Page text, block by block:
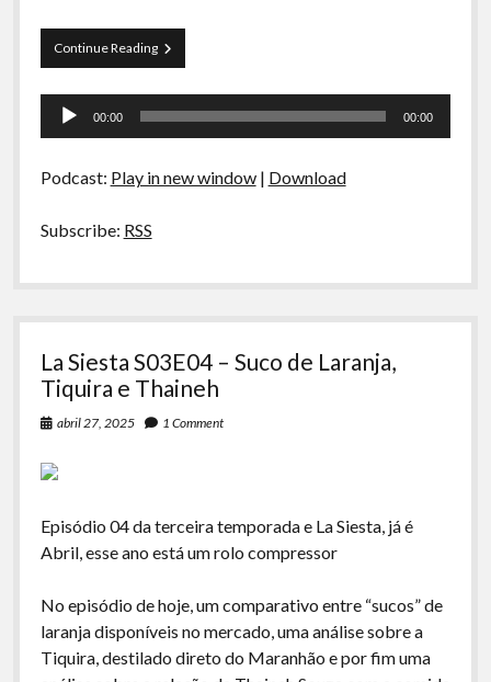
Continue ReadingLa
Siesta
Bechamel,
Gastronomia
Tocador
00:00 00:00
Podcast: Play in new window| Download
Subscribe: RSS
La Siesta S03E04 – Suco de Laranja,
Tiquira e Thaineh
abril 27, 2025 1 Comment
Episódio 04 da terceira temporada e La Siesta, já é
Abril, esse ano está um rolo compressor
No episódio de hoje, um comparativo entre “sucos” de
laranja disponíveis no mercado, uma análise sobre a
Tiquira, destilado direto do Maranhão e por fim uma